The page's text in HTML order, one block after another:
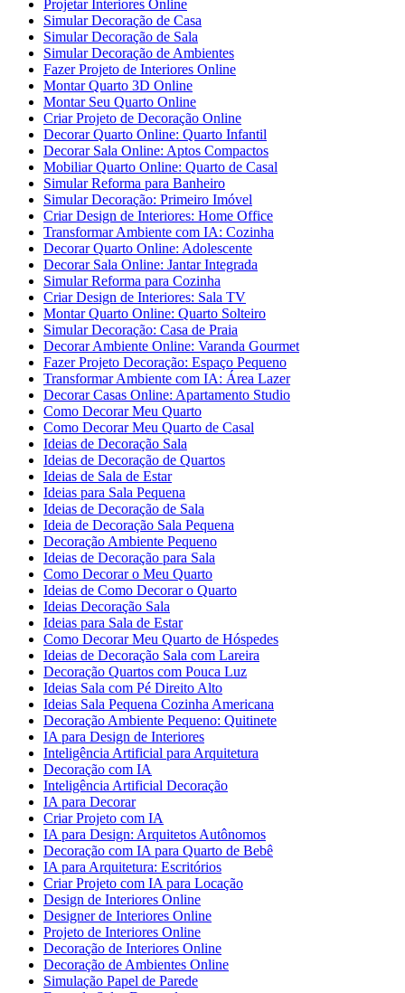
Projetar Interiores Online
Simular Decoração de Casa
Simular Decoração de Sala
Simular Decoração de Ambientes
Fazer Projeto de Interiores Online
Montar Quarto 3D Online
Montar Seu Quarto Online
Criar Projeto de Decoração Online
Decorar Quarto Online: Quarto Infantil
Decorar Sala Online: Aptos Compactos
Mobiliar Quarto Online: Quarto de Casal
Simular Reforma para Banheiro
Simular Decoração: Primeiro Imóvel
Criar Design de Interiores: Home Office
Transformar Ambiente com IA: Cozinha
Decorar Quarto Online: Adolescente
Decorar Sala Online: Jantar Integrada
Simular Reforma para Cozinha
Criar Design de Interiores: Sala TV
Montar Quarto Online: Quarto Solteiro
Simular Decoração: Casa de Praia
Decorar Ambiente Online: Varanda Gourmet
Fazer Projeto Decoração: Espaço Pequeno
Transformar Ambiente com IA: Área Lazer
Decorar Casas Online: Apartamento Studio
Como Decorar Meu Quarto
Como Decorar Meu Quarto de Casal
Ideias de Decoração Sala
Ideias de Decoração de Quartos
Ideias de Sala de Estar
Ideias para Sala Pequena
Ideias de Decoração de Sala
Ideia de Decoração Sala Pequena
Decoração Ambiente Pequeno
Ideias de Decoração para Sala
Como Decorar o Meu Quarto
Ideias de Como Decorar o Quarto
Ideias Decoração Sala
Ideias para Sala de Estar
Como Decorar Meu Quarto de Hóspedes
Ideias de Decoração Sala com Lareira
Decoração Quartos com Pouca Luz
Ideias Sala com Pé Direito Alto
Ideias Sala Pequena Cozinha Americana
Decoração Ambiente Pequeno: Quitinete
IA para Design de Interiores
Inteligência Artificial para Arquitetura
Decoração com IA
Inteligência Artificial Decoração
IA para Decorar
Criar Projeto com IA
IA para Design: Arquitetos Autônomos
Decoração com IA para Quarto de Bebê
IA para Arquitetura: Escritórios
Criar Projeto com IA para Locação
Design de Interiores Online
Designer de Interiores Online
Projeto de Interiores Online
Decoração de Interiores Online
Decoração de Ambientes Online
Simulação Papel de Parede